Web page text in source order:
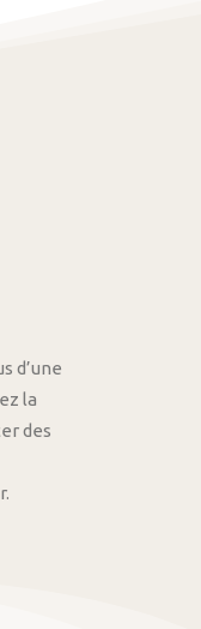
d’une
la
des